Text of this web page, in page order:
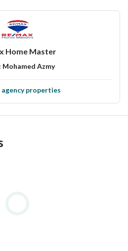
مشاريع المنصورة الجديدة –
Home Master
Mohamed Azmy
properties